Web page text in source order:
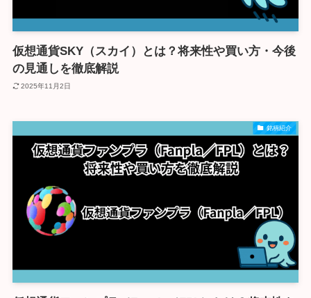
仮想通貨SKY（スカイ）とは？将来性や買い方・今後
の見通しを徹底解説
2025年11月2日
銘柄紹介